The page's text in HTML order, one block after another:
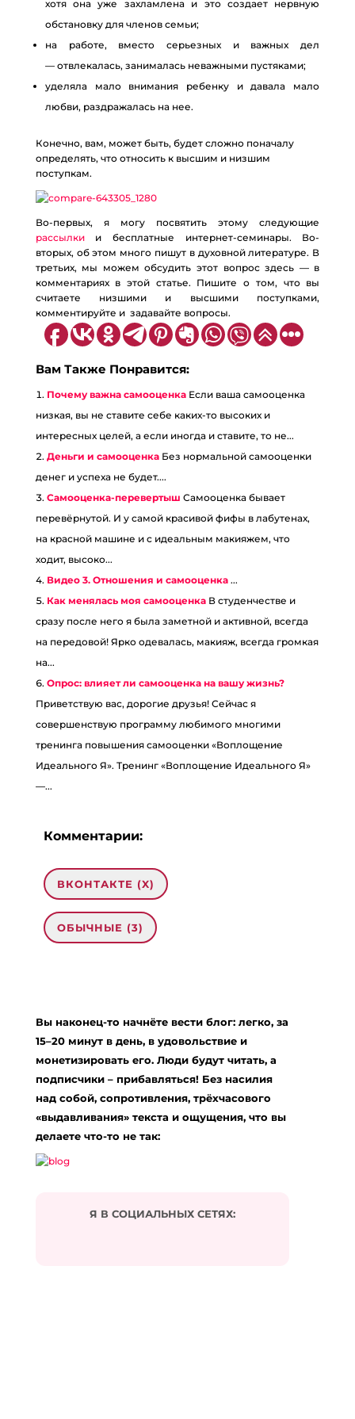
хотя она уже захламлена и это создает нервную
обстановку для членов семьи;
на работе, вместо серьезных и важных дел
— отвлекалась, занималась неважными пустяками;
уделяла мало внимания ребенку и давала мало
любви, раздражалась на нее.
Конечно, вам, может быть, будет сложно поначалу
определять, что относить к высшим и низшим
поступкам.
Во-первых, я могу посвятить этому следующие
рассылки и бесплатные интернет-семинары. Во-
вторых, об этом много пишут в духовной литературе. В
третьих, мы можем обсудить этот вопрос здесь — в
комментариях в этой статье. Пишите о том, что вы
считаете низшими и высшими поступками,
комментируйте и задавайте вопросы.
Вам Также Понравится:
Почему важна самооценка Если ваша самооценка
низкая, вы не ставите себе каких-то высоких и
интересных целей, а если иногда и ставите, то не...
Деньги и самооценка Без нормальной самооценки
денег и успеха не будет....
Самооценка-перевертыш Самооценка бывает
перевёрнутой. И у самой красивой фифы в лабутенах,
на красной машине и с идеальным макияжем, что
ходит, высоко...
Видео 3. Отношения и самооценка ...
Как менялась моя самооценка В студенчестве и
сразу после него я была заметной и активной, всегда
на передовой! Ярко одевалась, макияж, всегда громкая
на...
Опрос: влияет ли самооценка на вашу жизнь?
Приветствую вас, дорогие друзья! Сейчас я
совершенствую программу любимого многими
тренинга повышения самооценки «Воплощение
Идеального Я». Тренинг «Воплощение Идеального Я»
—...
Комментарии:
ВКОНТАКТЕ (X)
ОБЫЧНЫЕ (3)
elena:
А как на счет тех, кто грешит и чувствует себя
превосходно? Ни о каких муках совести и не
думает. Причем это не маньяки и отъявленные
мерзавцы, это «простые тети и дяди», которых
видишь каждый день и с самооценкой у них все
Raduga:
Вы наконец-то начнёте вести блог: легко, за
15–20 минут в день, в удовольствие и
монетизировать его. Люди будут читать, а
подписчики – прибавляться! Без насилия
над собой, сопротивления, трёхчасового
«выдавливания» текста и ощущения, что вы
делаете что-то не так:
Я В СОЦИАЛЬНЫХ СЕТЯХ: